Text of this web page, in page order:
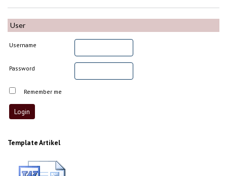
User
Username
Password
Remember me
Template Artikel